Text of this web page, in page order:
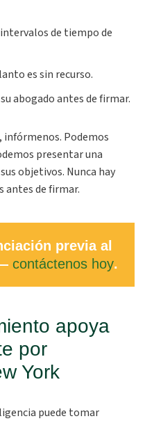
de tiempo de
es sin recurso.
abogado antes de firmar.
Podemos
presentar una
objetivos. Nunca hay
antes de firmar.
previa al
contáctenos hoy.
apoya
por
York
puede tomar